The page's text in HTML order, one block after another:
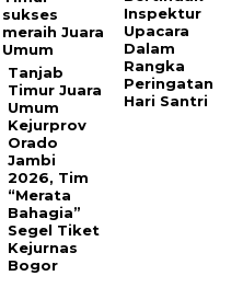
Tanjab
Timur Juara
Umum
Kejurprov
Orado
Jambi
2026, Tim
“Merata
Bahagia”
Segel Tiket
Kejurnas
Bogor
Inspektur
Upacara
Dalam
Rangka
Peringatan
Hari Santri